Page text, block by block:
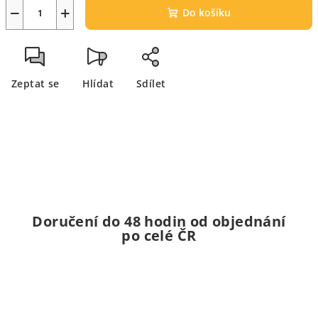
+
− Do košíku
Zeptat se Hlídat Sdílet
Doručení do 48 hodin od objednání
po celé ČR